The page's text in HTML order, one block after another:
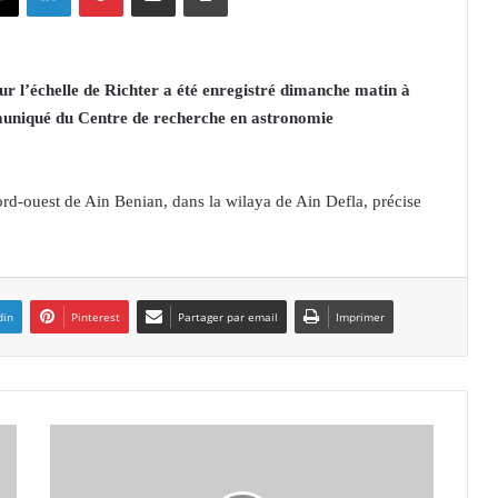
l’échelle de Richter a été enregistré dimanche matin à
du Centre de recherche en astronomie
ouest de Ain Benian, dans la wilaya de Ain Defla, précise
Pinterest Partager par email Imprimer